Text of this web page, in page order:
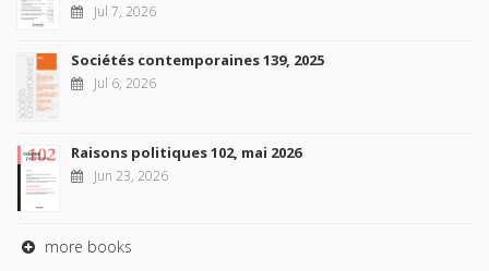
Jul 7, 2026
Sociétés contemporaines 139, 2025
Jul 6, 2026
Raisons politiques 102, mai 2026
Jun 23, 2026
more books